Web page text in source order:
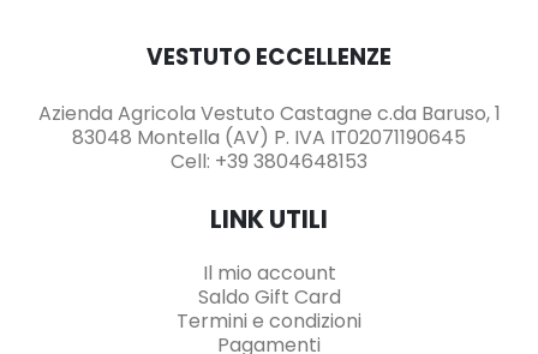
VESTUTO ECCELLENZE
Azienda Agricola Vestuto Castagne c.da Baruso, 1
83048 Montella (AV) P. IVA IT02071190645
Cell: +39 3804648153
LINK UTILI
Il mio account
Saldo Gift Card
Termini e condizioni
Pagamenti